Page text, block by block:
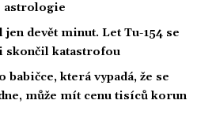
astrologie
jen devět minut. Let Tu-154 se
skončil katastrofou
babičce, která vypadá, že se
může mít cenu tisíců korun